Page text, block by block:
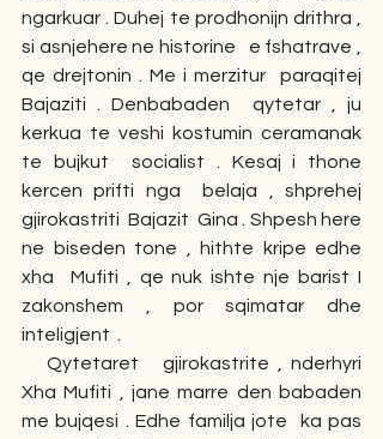
ngarkuar . Duhej te prodhonijn drithra ,
si asnjehere ne historine   e fshatrave ,
qe drejtonin . Me i merzitur  paraqitej
Bajaziti . Denbabaden  qytetar , ju
kerkua te veshi kostumin ceramanak
te bujkut  socialist . Kesaj i thone
kercen prifti nga  belaja , shprehej
gjirokastriti  Bajazit  Gina . Shpesh here
ne biseden tone , hithte kripe edhe
xha  Mufiti , qe nuk ishte nje barist I
zakonshem , por sqimatar dhe
inteligjent  .
Xha Mufiti , jane marre den babaden
me bujqesi . Edhe familja jote  ka pas